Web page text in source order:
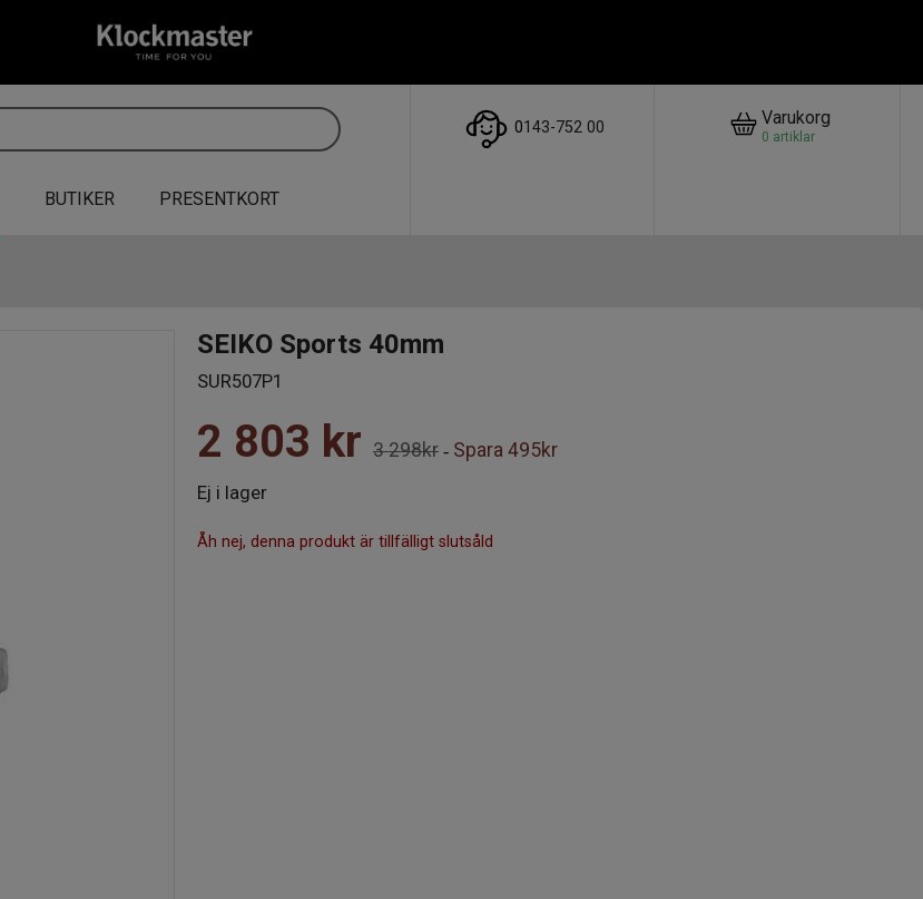
0143-752 00 Varukorg
0 artiklar
BUTIKER PRESENTKORT
SEIKO Sports 40mm
SUR507P1
2 803 kr 3 298kr - Spara 495kr
Ej i lager
Åh nej, denna produkt är tillfälligt slutsåld